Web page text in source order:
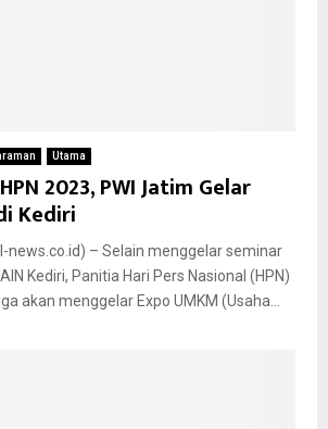
Utama
2023, PWI Jatim Gelar
Kediri
news.co.id) – Selain menggelar seminar
Kediri, Panitia Hari Pers Nasional (HPN)
akan menggelar Expo UMKM (Usaha...